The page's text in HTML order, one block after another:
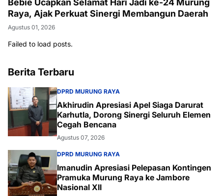
Bebie Ucapkan Selamat Hari Jadi ke-24 Murung
Raya, Ajak Perkuat Sinergi Membangun Daerah
Agustus 01, 2026
Failed to load posts.
Berita Terbaru
DPRD MURUNG RAYA
Akhirudin Apresiasi Apel Siaga Darurat
Karhutla, Dorong Sinergi Seluruh Elemen
Cegah Bencana
Agustus 07, 2026
DPRD MURUNG RAYA
Imanudin Apresiasi Pelepasan Kontingen
Pramuka Murung Raya ke Jambore
Nasional XII